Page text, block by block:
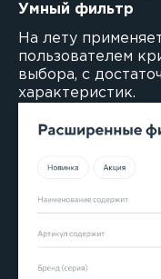
Умный фильтр
На лету
пользователем
выбора, с
характеристик.